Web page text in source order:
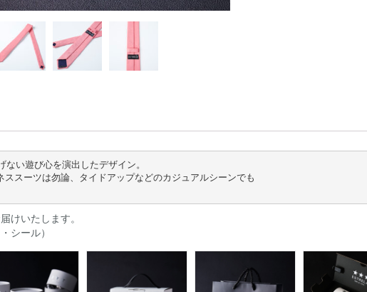
い遊び心を演出したデザイン。
スーツは勿論、タイドアップなどのカジュアルシーンでも
けいたします。
シール）